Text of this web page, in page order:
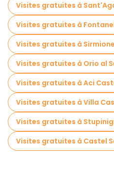
Visites gratuites à
Visites gratuites à
Visites gratuites à Sirmione
Visites gratuites à Orio al
Visites gratuites à Aci
Visites gratuites à Villa
Visites gratuites à
Visites gratuites à Castel